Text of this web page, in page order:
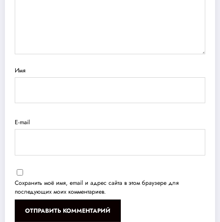
Имя
E-mail
Сохранить моё имя, email и адрес сайта в этом браузере для
последующих моих комментариев.